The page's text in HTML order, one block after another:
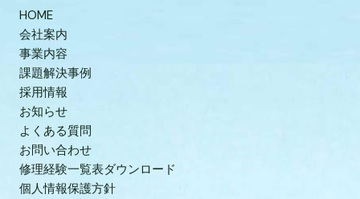
HOME
会社案内
事業内容
課題解決事例
採用情報
お知らせ
よくある質問
お問い合わせ
修理経験一覧表ダウンロード
個人情報保護方針